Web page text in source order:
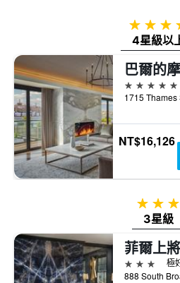
4星
4星級以
5星級
NT$16,126
3星級
3星級
3星級
極